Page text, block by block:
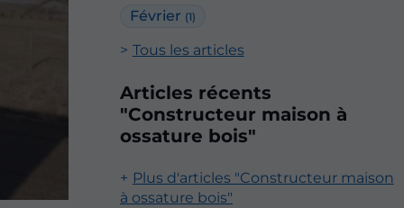
Février (1)
Tous les articles
Articles récents
"Constructeur maison à
ossature bois"
Plus d'articles "Constructeur maison
à ossature bois"